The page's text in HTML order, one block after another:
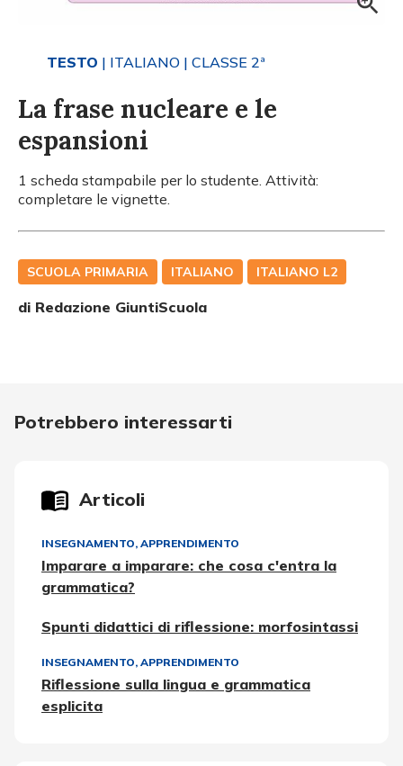
TESTO | ITALIANO | CLASSE 2ª
La frase nucleare e le
espansioni
1 scheda stampabile per lo studente. Attività:
completare le vignette.
SCUOLA PRIMARIA ITALIANO ITALIANO L2
di Redazione GiuntiScuola
Potrebbero interessarti
Articoli
INSEGNAMENTO, APPRENDIMENTO
Imparare a imparare: che cosa c'entra la
grammatica?
Spunti didattici di riflessione: morfosintassi
INSEGNAMENTO, APPRENDIMENTO
Riflessione sulla lingua e grammatica
esplicita